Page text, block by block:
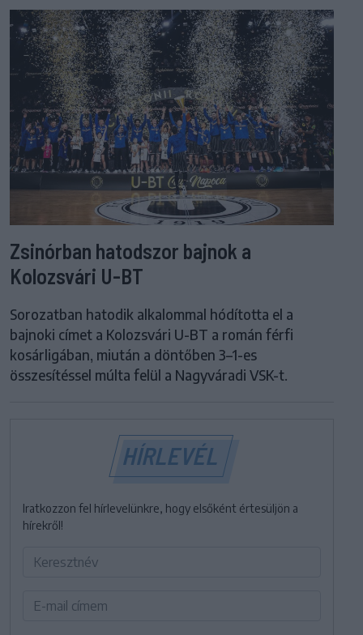
Zsinórban hatodszor bajnok a
Kolozsvári U-BT
Sorozatban hatodik alkalommal hódította el a
bajnoki címet a Kolozsvári U-BT a román férfi
kosárligában, miután a döntőben 3–1-es
összesítéssel múlta felül a Nagyváradi VSK-t.
HÍRLEVÉL
Iratkozzon fel hírlevelünkre, hogy elsőként értesüljön a
hírekről!